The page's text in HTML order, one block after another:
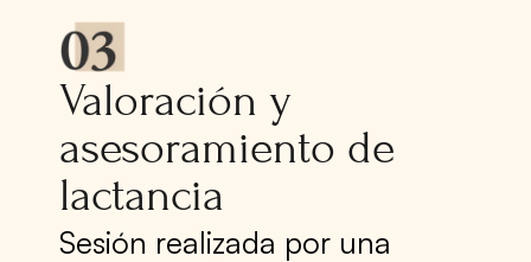
Valoración y
asesoramiento de
lactancia
Sesión realizada por una